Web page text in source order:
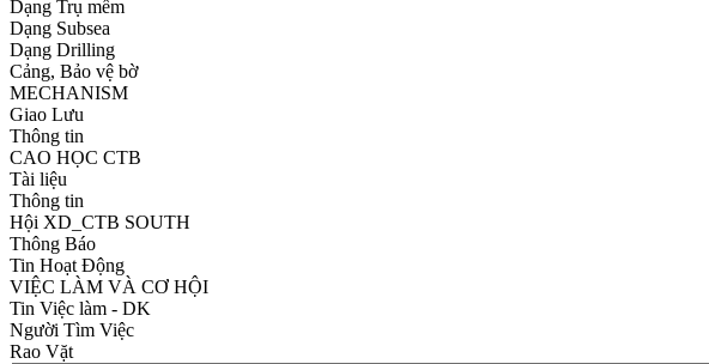
Dạng Trụ mềm
Dạng Subsea
Dạng Drilling
Cảng, Bảo vệ bờ
MECHANISM
Giao Lưu
Thông tin
CAO HỌC CTB
Tài liệu
Thông tin
Hội XD_CTB SOUTH
Thông Báo
Tin Hoạt Động
VIỆC LÀM VÀ CƠ HỘI
Tin Việc làm - DK
Người Tìm Việc
Rao Vặt